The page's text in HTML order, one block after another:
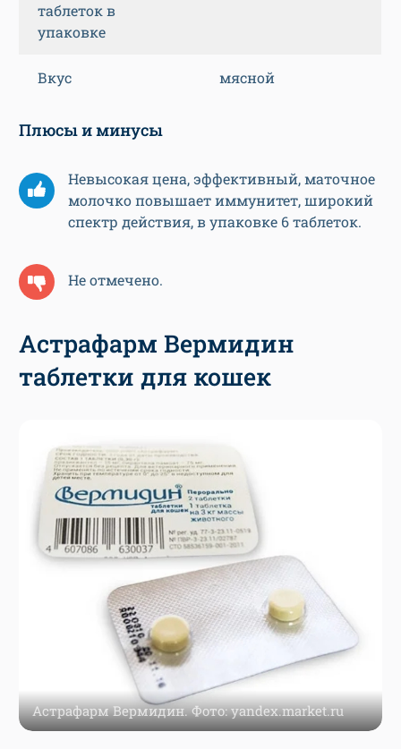
таблеток в
упаковке
Вкус мясной
Плюсы и минусы
Невысокая цена, эффективный, маточное
молочко повышает иммунитет, широкий
спектр действия, в упаковке 6 таблеток.
Не отмечено.
Астрафарм Вермидин
таблетки для кошек
Астрафарм Вермидин. Фото: yandex.market.ru